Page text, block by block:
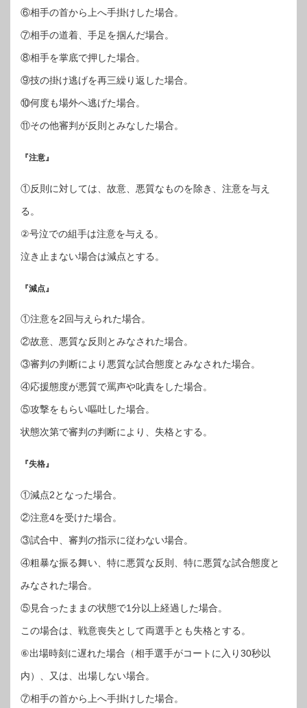
⑥相手の首から上へ手掛けした場合。
⑦相手の道着、手足を掴んだ場合。
⑧相手を掌底で押した場合。
⑨技の掛け逃げを再三繰り返した場合。
⑩何度も場外へ逃げた場合。
⑪その他審判が反則とみなした場合。
『注意』
①反則に対しては、故意、悪質なものを除き、注意を与え
る。
②号泣での組手は注意を与える。
泣き止まない場合は減点とする。
『減点』
①注意を2回与えられた場合。
②故意、悪質な反則とみなされた場合。
③審判の判断により悪質な試合態度とみなされた場合。
④応援態度が悪質で罵声や叱責をした場合。
⑤攻撃をもらい嘔吐した場合。
状態次第で審判の判断により、失格とする。
『失格』
①減点2となった場合。
②注意4を受けた場合。
③試合中、審判の指示に従わない場合。
④粗暴な振る舞い、特に悪質な反則、特に悪質な試合態度と
みなされた場合。
⑤見合ったままの状態で1分以上経過した場合。
この場合は、戦意喪失として両選手とも失格とする。
⑥出場時刻に遅れた場合（相手選手がコートに入り30秒以
内）、又は、出場しない場合。
⑦相手の首から上へ手掛けした場合。